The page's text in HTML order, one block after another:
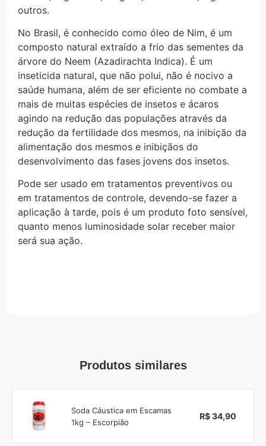
outros.
No Brasil, é conhecido como óleo de Nim, é um
composto natural extraído a frio das sementes da
árvore do Neem (Azadirachta Indica). É um
inseticida natural, que não polui, não é nocivo a
saúde humana, além de ser eficiente no combate a
mais de muitas espécies de insetos e ácaros
agindo na redução das populações através da
redução da fertilidade dos mesmos, na inibição da
alimentação dos mesmos e inibiçãos do
desenvolvimento das fases jovens dos insetos.
Pode ser usado em tratamentos preventivos ou
em tratamentos de controle, devendo-se fazer a
aplicação à tarde, pois é um produto foto sensível,
quanto menos luminosidade solar receber maior
será sua ação.
Produtos similares
Soda Cáustica em Escamas
1kg – Escorpião
R$ 34,90